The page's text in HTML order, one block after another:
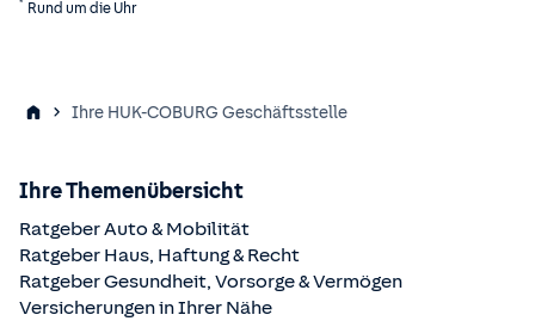
* Rund um die Uhr
Ihre HUK-COBURG Geschäftsstelle
Ihre Themenübersicht
Ratgeber Auto & Mobilität
Ratgeber Haus, Haftung & Recht
Ratgeber Gesundheit, Vorsorge & Vermögen
Versicherungen in Ihrer Nähe